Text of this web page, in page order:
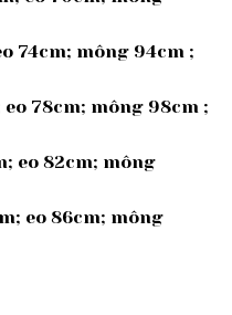
74cm; mông 94cm ;
78cm; mông 98cm ;
eo 82cm; mông
eo 86cm; mông